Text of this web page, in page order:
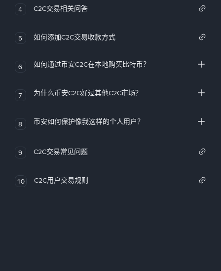
4 C2C交易相关问答
5 如何添加C2C交易收款方式
6 如何通过币安C2C在本地购买比特币？
7 为什么币安C2C好过其他C2C市场？
8 币安如何保护像我这样的个人用户？
9 C2C交易常见问题
10 C2C用户交易规则